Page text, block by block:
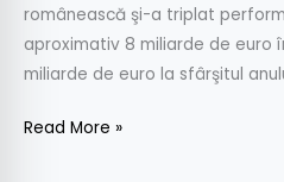
românească şi-a triplat
aproximativ 8 miliarde de euro
miliarde de euro la sfârşitul
Read More »